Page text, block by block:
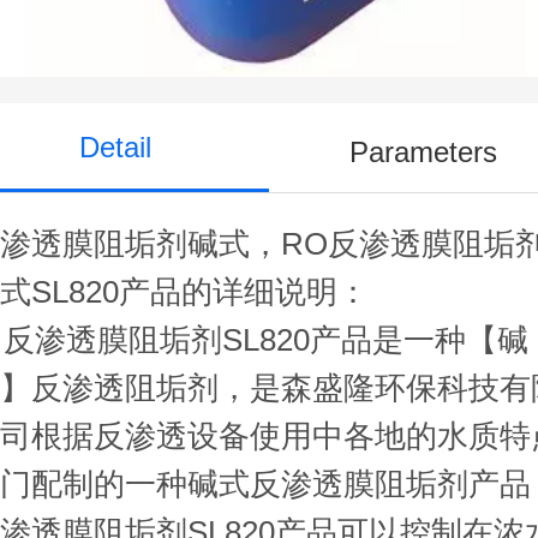
Detail Parameters
透膜阻垢剂碱式，RO反渗透膜阻垢剂
SL820产品的详细说明：
反渗透膜阻垢剂SL820产品是一种【碱
反渗透阻垢剂，是森盛隆环保科技有
根据反渗透设备使用中各地的水质特
配制的一种碱式反渗透膜阻垢剂产品